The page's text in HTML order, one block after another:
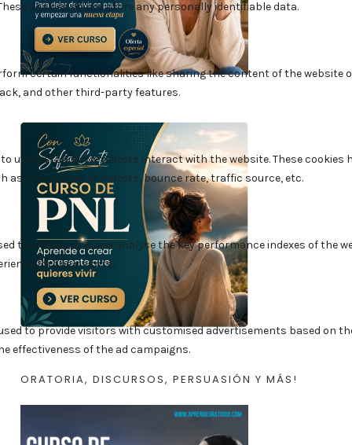
ORATORIA, DISCURSOS, PERSUASIÓN Y MÁS!